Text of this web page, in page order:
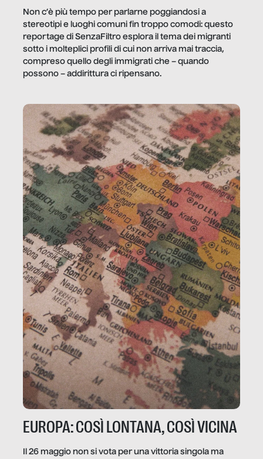
Non c’è più tempo per parlarne poggiandosi a
stereotipi e luoghi comuni fin troppo comodi: questo
reportage di SenzaFiltro esplora il tema dei migranti
sotto i molteplici profili di cui non arriva mai traccia,
compreso quello degli immigrati che – quando
possono – addirittura ci ripensano.
EUROPA: COSÌ LONTANA, COSÌ VICINA
Il 26 maggio non si vota per una vittoria singola ma